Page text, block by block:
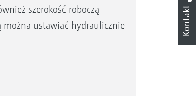
szerokość roboczą
można ustawiać hydraulicznie
Kontakt